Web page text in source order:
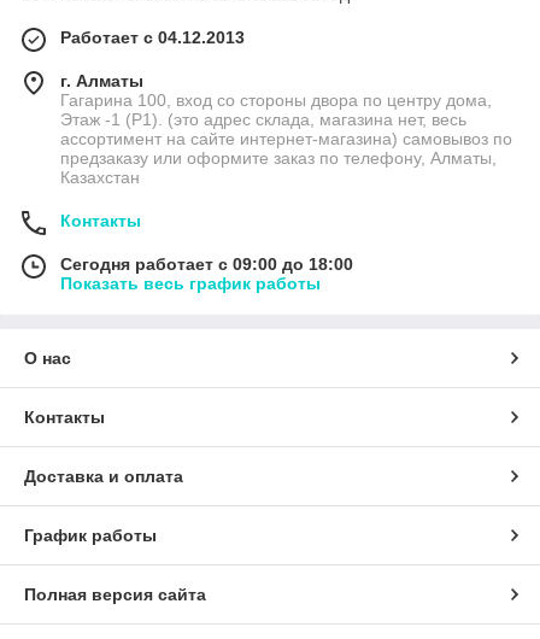
Работает с 04.12.2013
г. Алматы
Гагарина 100, вход со стороны двора по центру дома,
Этаж -1 (P1). (это адрес склада, магазина нет, весь
ассортимент на сайте интернет-магазина) самовывоз по
предзаказу или оформите заказ по телефону, Алматы,
Казахстан
Контакты
Сегодня работает с 09:00 до 18:00
Показать весь график работы
О нас
Контакты
Доставка и оплата
График работы
Полная версия сайта